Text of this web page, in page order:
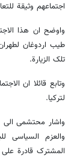
اجتماعهم وثیقة
واوضح ان هذا
طیب اردوغان
تلک الزیارة.
وتابع قائلا ان
لترکیا.
واشار محتشمی الی
والعزم السیاسی
المشترک قادرة